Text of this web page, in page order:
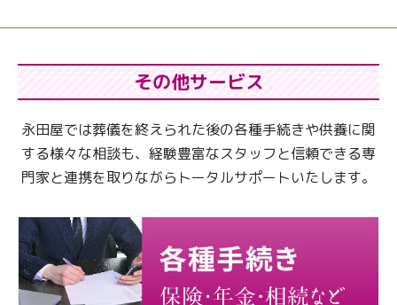
その他サービス
永田屋では葬儀を終えられた後の各種手続きや供養に関
する様々な相談も、 経験豊富なスタッフと信頼できる専
門家と連携を取りながらトータルサポートいたします。